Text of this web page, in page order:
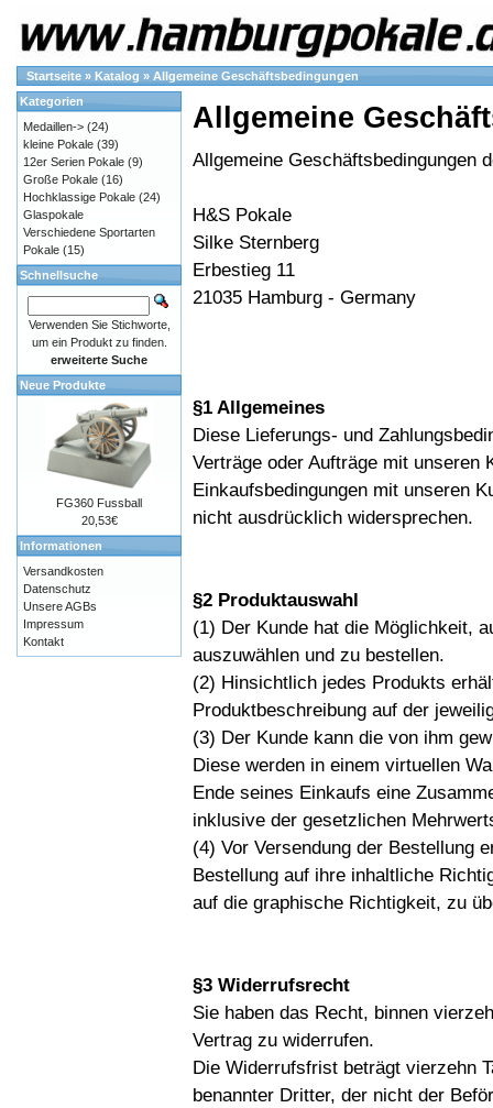
Startseite » Katalog » Allgemeine Geschäftsbedingungen
Allgemeine
Allgemeine Geschäftsbedingungen
H&S Pokale
Silke Sternberg
Erbestieg 11
21035 Hamburg - Germany
§1 Allgemeines
Diese Lieferungs- und
Verträge oder Aufträge mit unseren
Einkaufsbedingungen mit unseren
nicht ausdrücklich widersprechen.
§2 Produktauswahl
(1) Der Kunde hat die Möglichkeit,
auszuwählen und zu bestellen.
(2) Hinsichtlich jedes Produkts
Produktbeschreibung auf der
(3) Der Kunde kann die von ihm
Diese werden in einem virtuellen
Ende seines Einkaufs eine
inklusive der gesetzlichen
(4) Vor Versendung der Bestellung
Bestellung auf ihre inhaltliche
auf die graphische Richtigkeit, zu
§3 Widerrufsrecht
Sie haben das Recht, binnen
Vertrag zu widerrufen.
Die Widerrufsfrist beträgt vierzehn
benannter Dritter, der nicht der
Kategorien
Medaillen-> (24)
kleine Pokale (39)
12er Serien Pokale (9)
Große Pokale (16)
Hochklassige Pokale (24)
Glaspokale
Verschiedene Sportarten
Pokale (15)
Schnellsuche
Verwenden Sie Stichworte,
um ein Produkt zu finden.
erweiterte Suche
Neue Produkte
FG360 Fussball
20,53€
Informationen
Versandkosten
Datenschutz
Unsere AGBs
Impressum
Kontakt